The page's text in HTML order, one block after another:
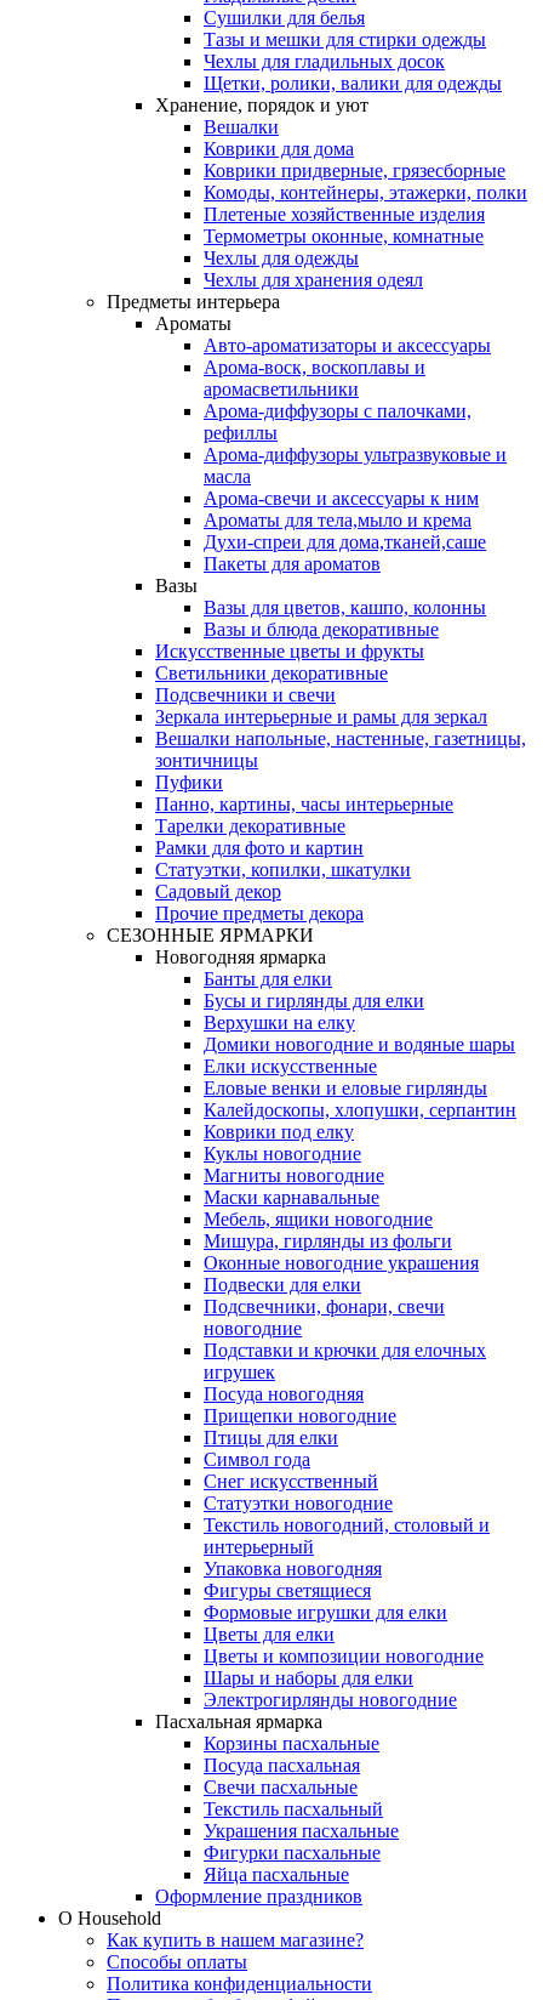
Сушилки для белья
Тазы и мешки для стирки одежды
Чехлы для гладильных досок
Щетки, ролики, валики для одежды
Хранение, порядок и уют
Вешалки
Коврики для дома
Коврики придверные, грязесборные
Комоды, контейнеры, этажерки, полки
Плетеные хозяйственные изделия
Термометры оконные, комнатные
Чехлы для одежды
Чехлы для хранения одеял
Предметы интерьера
Ароматы
Авто-ароматизаторы и аксессуары
Арома-воск, воскоплавы и
аромасветильники
Арома-диффузоры с палочками,
рефиллы
Арома-диффузоры ультразвуковые и
масла
Арома-свечи и аксессуары к ним
Ароматы для тела,мыло и крема
Духи-спреи для дома,тканей,саше
Пакеты для ароматов
Вазы
Вазы для цветов, кашпо, колонны
Вазы и блюда декоративные
Искусственные цветы и фрукты
Светильники декоративные
Подсвечники и свечи
Зеркала интерьерные и рамы для зеркал
Вешалки напольные, настенные, газетницы,
зонтичницы
Пуфики
Панно, картины, часы интерьерные
Тарелки декоративные
Рамки для фото и картин
Статуэтки, копилки, шкатулки
Садовый декор
Прочие предметы декора
СЕЗОННЫЕ ЯРМАРКИ
Новогодняя ярмарка
Банты для елки
Бусы и гирлянды для елки
Верхушки на елку
Домики новогодние и водяные шары
Елки искусственные
Еловые венки и еловые гирлянды
Калейдоскопы, хлопушки, серпантин
Коврики под елку
Куклы новогодние
Магниты новогодние
Маски карнавальные
Мебель, ящики новогодние
Мишура, гирлянды из фольги
Оконные новогодние украшения
Подвески для елки
Подсвечники, фонари, свечи
новогодние
Подставки и крючки для елочных
игрушек
Посуда новогодняя
Прищепки новогодние
Птицы для елки
Символ года
Снег искусственный
Статуэтки новогодние
Текстиль новогодний, столовый и
интерьерный
Упаковка новогодняя
Фигуры светящиеся
Формовые игрушки для елки
Цветы для елки
Цветы и композиции новогодние
Шары и наборы для елки
Электрогирлянды новогодние
Пасхальная ярмарка
Корзины пасхальные
Посуда пасхальная
Свечи пасхальные
Текстиль пасхальный
Украшения пасхальные
Фигурки пасхальные
Яйца пасхальные
Оформление праздников
О Household
Как купить в нашем магазине?
Способы оплаты
Политика конфиденциальности